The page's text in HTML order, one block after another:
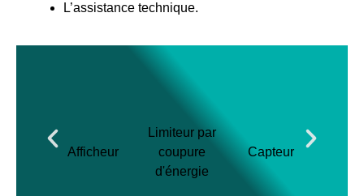
L’assistance technique.
Afficheur
Limiteur par
coupure
d'énergie
Capteur